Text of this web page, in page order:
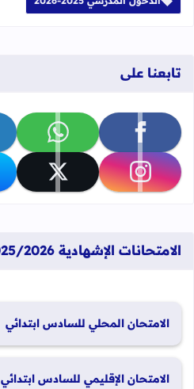
تابعنا على
تابعنا على facebook تابعنا على whatsapp
تابعنا على instagram تابعنا على x
الامتحانات الإشهادية 2025/2026
الامتحان المحلي للسادس ابتدائي
الامتحان الإقليمي للسادس ابتدائي